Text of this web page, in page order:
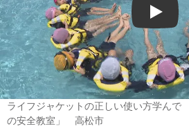
Play
ライフジャケットの正しい使い方学んで
の安全教室」 高松市